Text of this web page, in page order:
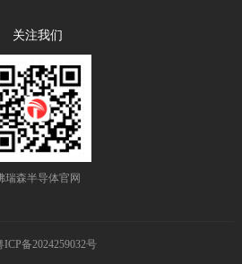
关注我们
瑞森半导体官网
ICP备2024259032号